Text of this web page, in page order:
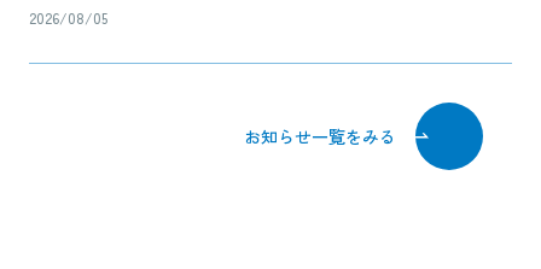
2026/08/05
お知らせ一覧をみる